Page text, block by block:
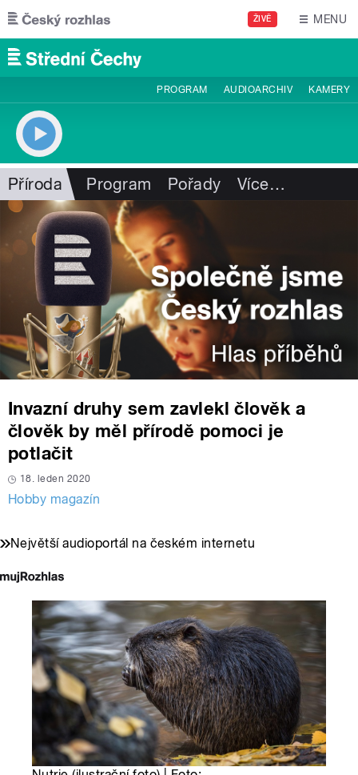
Přejít k hlavnímu obsahu
ŽIVĚ MENU
PROGRAM AUDIOARCHIV KAMERY
Příroda Program Pořady Více…
Invazní druhy sem zavlekl člověk a
člověk by měl přírodě pomoci je
potlačit
18. leden 2020
Hobby magazín
Největší audioportál na českém internetu